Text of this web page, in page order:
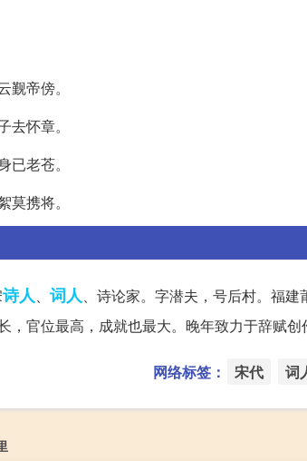
帝傍。
怀章。
老苍。
携将。
诗人、 词人、诗论家。字潜夫，号后村。福
，官位最高，成就也最大。晚年致力于辞赋创
网络标签： 宋代 词